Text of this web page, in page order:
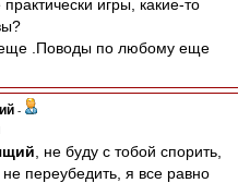
игры, какие-то
.Поводы по любому еще
-
, не буду с тобой спорить,
переубедить, я все равно